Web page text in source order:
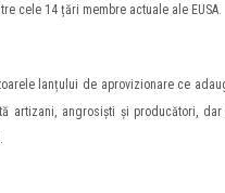
cele 14 țări membre actuale ale EUSA.
lanțului de aprovizionare ce
artizani, angrosiști și producători, dar